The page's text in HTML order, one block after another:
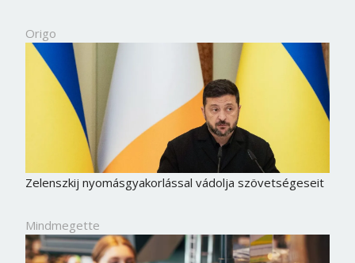
Origo
Zelenszkij nyomásgyakorlással vádolja szövetségeseit
Mindmegette